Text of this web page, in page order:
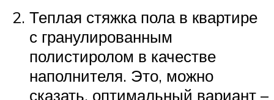
Теплая стяжка пола в квартире
с гранулированным
полистиролом в качестве
наполнителя. Это, можно
сказать, оптимальный вариант –